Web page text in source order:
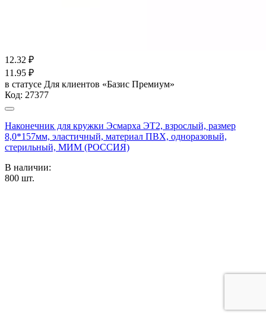
12.32 ₽
11.95 ₽
в статусе Для клиентов «Базис Премиум»
Код: 27377
Наконечник для кружки Эсмарха ЭТ2, взрослый, размер
8,0*157мм, эластичный, материал ПВХ, одноразовый,
стерильный, МИМ (РОССИЯ)
В наличии:
800 шт.